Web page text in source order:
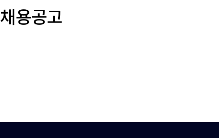
채용공고